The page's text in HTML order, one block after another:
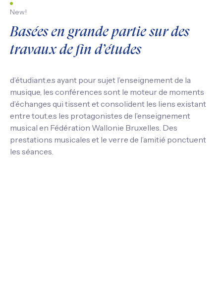
New!
Basées en grande partie sur des
travaux de fin d’études
d’étudiant.e.s ayant pour sujet l’enseignement de la
musique, les conférences sont le moteur de moments
d’échanges qui tissent et consolident les liens existant
entre tout.e.s les protagonistes de l’enseignement
musical en Fédération Wallonie Bruxelles. Des
prestations musicales et le verre de l’amitié ponctuent
les séances.